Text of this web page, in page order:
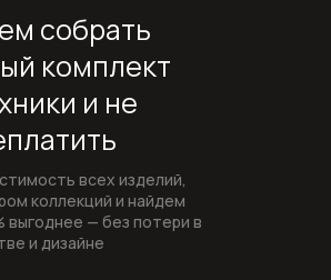
для
монтажа
собрать
комплект
и не
всех изделий,
коллекций и найдем
выгоднее — без потери в
и дизайне